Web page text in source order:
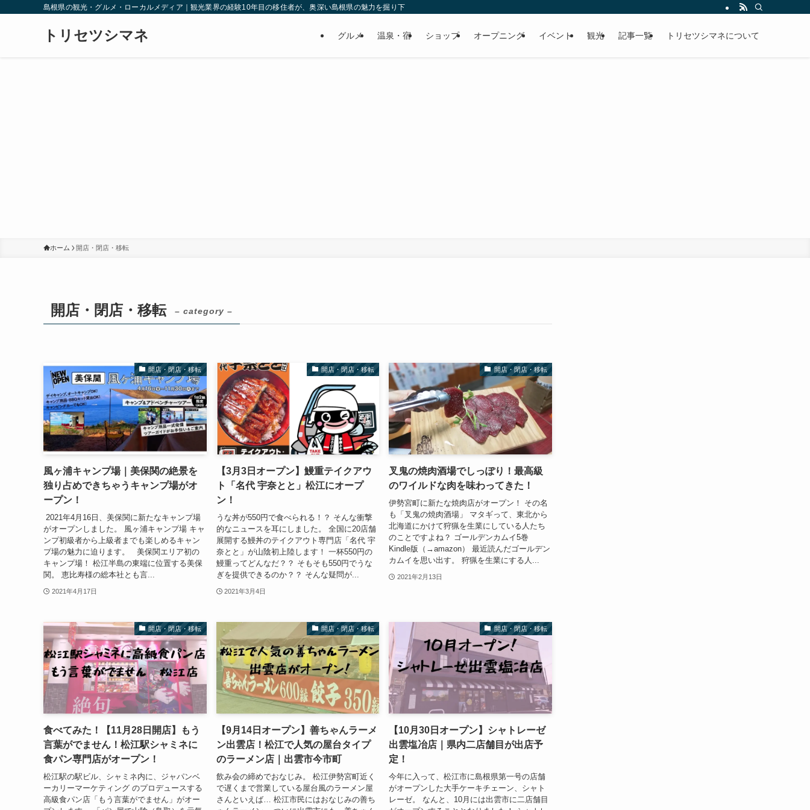
島根県の観光・グルメ・ローカルメディア｜観光業界の経験10年目の移住者が、奥深い島根県の魅力を掘り下げてみた
トリセツシマネ グルメ 温泉・宿 ショップ オープニング イベント 観光 記事一覧 トリセツシマネについて
ホーム 開店・閉店・移転
開店・閉店・移転 – category –
開店・閉店・移転
風ヶ浦キャンプ場｜美保関の絶景を
独り占めできちゃうキャンプ場がオ
ープン！
2021年4月16日、美保関に新たなキャンプ場
がオープンしました。 風ヶ浦キャンプ場 キャ
ンプ初級者から上級者までも楽しめるキャン
プ場の魅力に迫ります。 美保関エリア初の
キャンプ場！ 松江半島の東端に位置する美保
関。 恵比寿様の総本社とも言...
2021年4月17日
開店・閉店・移転
【3月3日オープン】鰻重テイクアウ
ト「名代 宇奈とと」松江にオープ
ン！
うな丼が550円で食べられる！？ そんな衝撃
的なニュースを耳にしました。 全国に20店舗
展開する鰻丼のテイクアウト専門店「名代 宇
奈とと」が山陰初上陸します！ 一杯550円の
鰻重ってどんなだ？？ そもそも550円でうな
ぎを提供できるのか？？ そんな疑問が...
2021年3月4日
開店・閉店・移転
叉鬼の焼肉酒場でしっぽり！最高級
のワイルドな肉を味わってきた！
伊勢宮町に新たな焼肉店がオープン！ その名
も「叉鬼の焼肉酒場」 マタギって、東北から
北海道にかけて狩猟を生業にしている人たち
のことですよね？ ゴールデンカムイ5巻
Kindle版（→amazon） 最近読んだゴールデン
カムイを思い出す。 狩猟を生業にする人...
2021年2月13日
開店・閉店・移転
食べてみた！【11月28日開店】もう
言葉がでません！松江駅シャミネに
食パン専門店がオープン！
松江駅の駅ビル、シャミネ内に、ジャパンベ
ーカリーマーケティング のプロデュースする
高級食パン店「もう言葉がでません」がオー
開店・閉店・移転
【9月14日オープン】善ちゃんラーメ
ン出雲店！松江で人気の屋台タイプ
のラーメン店｜出雲市今市町
飲み会の締めでおなじみ。 松江伊勢宮町近く
で遅くまで営業している屋台風のラーメン屋
さんといえば… 松江市民にはおなじみの善ち
開店・閉店・移転
【10月30日オープン】シャトレーゼ
出雲塩冶店｜県内二店舗目が出店予
定！
今年に入って、松江市に島根県第一号の店舗
がオープンした大手ケーキチェーン、シャト
レーゼ。 なんと、10月には出雲市に二店舗目